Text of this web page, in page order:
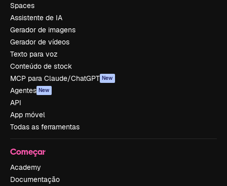
Spaces
Assistente de IA
Gerador de imagens
Gerador de vídeos
Texto para voz
Conteúdo de stock
MCP para Claude/ChatGPT New
Agentes New
API
App móvel
Todas as ferramentas
Começar
Academy
Documentação